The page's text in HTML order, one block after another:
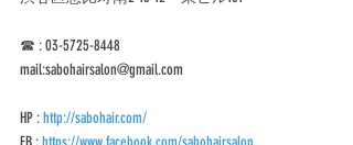
☎︎ : 03-5725-8448﻿
mail:sabohairsalon@gmail.com﻿
HP : http://sabohair.com/﻿